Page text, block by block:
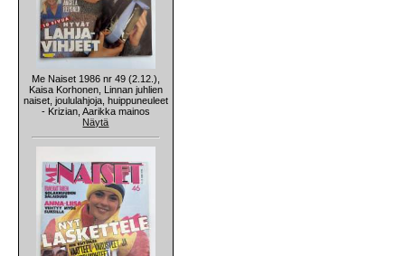
Me Naiset 1986 nr 49 (2.12.),
Kaisa Korhonen, Linnan juhlien
naiset, joululahjoja, huippuneuleet
- Krizian, Aarikka mainos
Näytä